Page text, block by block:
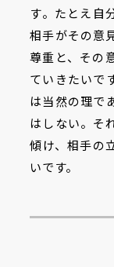
す。たとえ自
相手がその意
尊重と、その
ていきたいで
は当然の理で
はしない。そ
傾け、相手の
いです。